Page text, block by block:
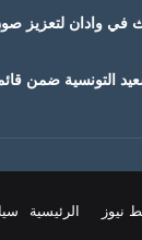
في وادان لتعزيز
التونسية ضمن
الرئيسية